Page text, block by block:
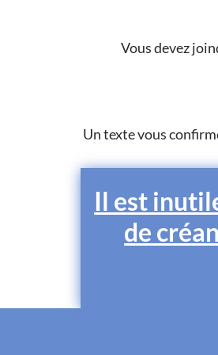
Vous devez
Un texte vous
Il est
de